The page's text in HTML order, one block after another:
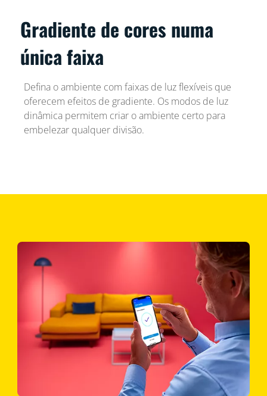
Gradiente de cores numa
única faixa
Defina o ambiente com faixas de luz flexíveis que
oferecem efeitos de gradiente. Os modos de luz
dinâmica permitem criar o ambiente certo para
embelezar qualquer divisão.